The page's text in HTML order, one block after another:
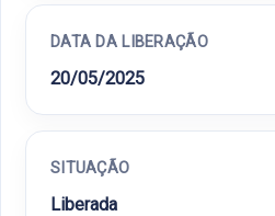
DATA DA LIBERAÇÃO
20/05/2025
SITUAÇÃO
Liberada